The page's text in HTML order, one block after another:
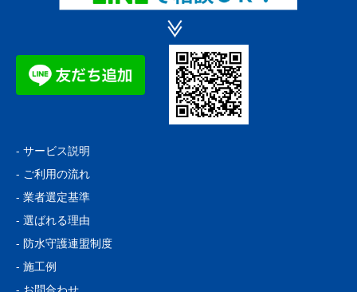
- サービス説明
- ご利用の流れ
- 業者選定基準
- 選ばれる理由
- 防水守護連盟制度
- 施工例